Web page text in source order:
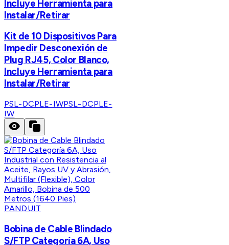
Incluye Herramienta para
Instalar/Retirar
Kit de 10 Dispositivos Para
Impedir Desconexión de
Plug RJ45, Color Blanco,
Incluye Herramienta para
Instalar/Retirar
PSL-DCPLE-IWPSL-DCPLE-
IW
PANDUIT
Bobina de Cable Blindado
S/FTP Categoría 6A, Uso